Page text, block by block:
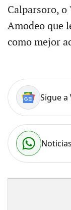
Calparsoro, o
Amodeo que
como mejor
Sigue a